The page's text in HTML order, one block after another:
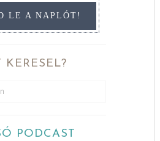
LE A NAPLÓT!
KERESEL?
PODCAST